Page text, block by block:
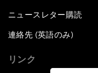
ニュースレター購読
連絡先 (英語のみ)
リンク